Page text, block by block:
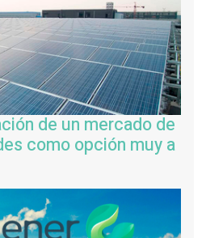
de un mercado de
como opción muy a